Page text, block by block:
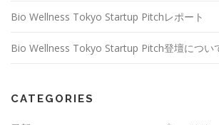
Bio Wellness Tokyo Startup Pitchレポート
Bio Wellness Tokyo Startup Pitch登壇につい
CATEGORIES